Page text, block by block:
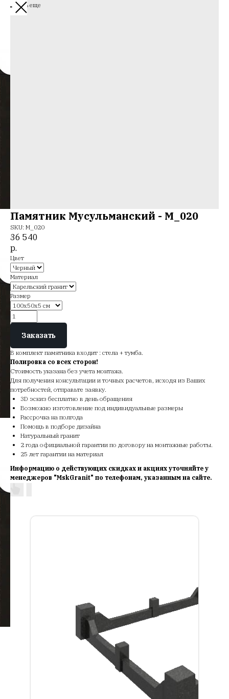
Смотреть еще
Памятник Мусульманский - М_020
SKU: М_020
36 540
р.
Цвет
Материал
Размер
Заказать
В комплект памятника входит : стела + тумба.
Полировка со всех сторон!
Стоимость указана без учета монтажа.
Для получения консультации и точных расчетов, исходя из Ваших
потребностей, отправьте заявку.
3D эскиз бесплатно в день обращения
Возможно изготовление под индивидуальные размеры
Рассрочка на полгода
Помощь в подборе дизайна
Натуральный гранит
2 года официальной гарантии по договору на монтажные работы.
25 лет гарантии на материал
Информацию о действующих скидках и акциях уточняйте у
менеджеров "MskGranit" по телефонам, указанным на сайте.